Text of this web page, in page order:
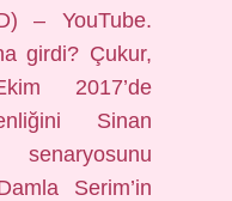
– YouTube.
girdi? Çukur,
2017’de
Sinan
Serim’in